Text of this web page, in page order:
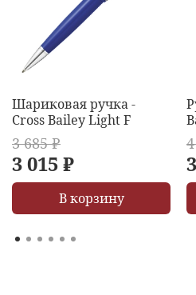
Шариковая ручка -
Cross Bailey Light F
3 685 ₽
3 015 ₽
В корзину